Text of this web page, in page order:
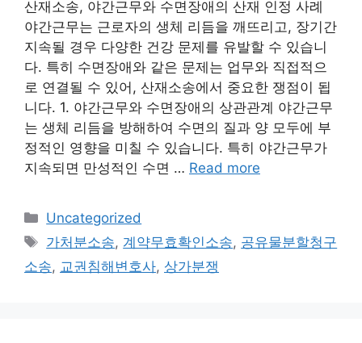
산재소송, 야간근무와 수면장애의 산재 인정 사례
야간근무는 근로자의 생체 리듬을 깨뜨리고, 장기간
지속될 경우 다양한 건강 문제를 유발할 수 있습니
다. 특히 수면장애와 같은 문제는 업무와 직접적으
로 연결될 수 있어, 산재소송에서 중요한 쟁점이 됩
니다. 1. 야간근무와 수면장애의 상관관계 야간근무
는 생체 리듬을 방해하여 수면의 질과 양 모두에 부
정적인 영향을 미칠 수 있습니다. 특히 야간근무가
지속되면 만성적인 수면 … Read more
Categories
Uncategorized
Tags
가처분소송, 계약무효확인소송, 공유물분할청구
소송, 교권침해변호사, 상가분쟁